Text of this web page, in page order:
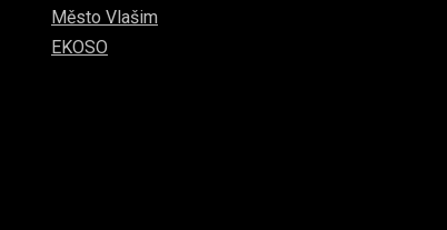
Město Vlašim
EKOSO